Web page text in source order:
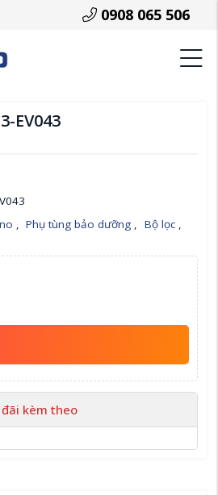
0908 065 506
EV043
, Phụ tùng bảo dưỡng , Bộ lọc ,
kèm theo